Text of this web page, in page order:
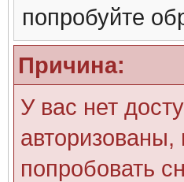
попробуйте
Причина:
У вас нет
попробовать